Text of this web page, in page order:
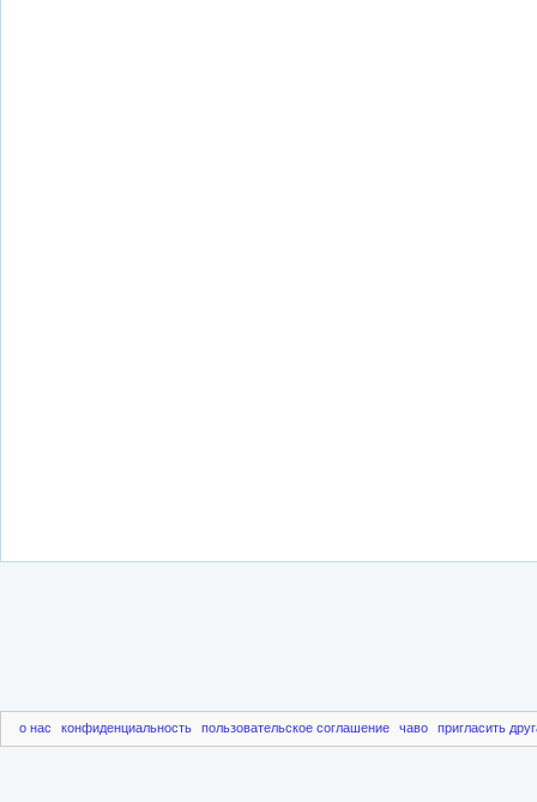
о нас конфиденциальность пользовательское соглашение чаво пригласить